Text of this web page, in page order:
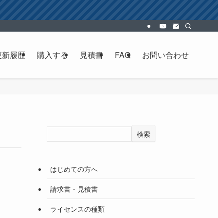
履歴 購入する 見積書 FAQ お問い合わせ
検索
はじめての方へ
請求書・見積書
ライセンスの種類